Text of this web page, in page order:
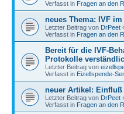
Verfasst in Fragen an den
neues Thema: IVF
Letzter Beitrag von DrPeet
Verfasst in Fragen an den
Bereit für die IVF-
Protokolle
Letzter Beitrag von
Verfasst in Eizellspende-
neuer Artikel: Einfluß
Letzter Beitrag von DrPeet
Verfasst in Fragen an den